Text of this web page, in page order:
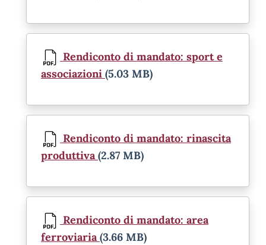
Rendiconto di mandato: sport e
associazioni (5.03 MB)
Rendiconto di mandato: rinascita
produttiva(2.87 MB)
Rendiconto di mandato: area
ferroviaria(3.66 MB)